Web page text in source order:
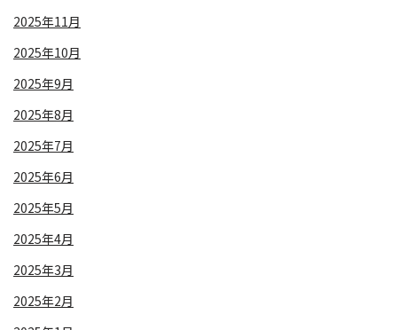
2025年11月
2025年10月
2025年9月
2025年8月
2025年7月
2025年6月
2025年5月
2025年4月
2025年3月
2025年2月